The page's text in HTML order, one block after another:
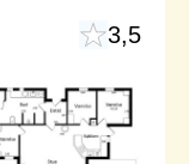
3,5